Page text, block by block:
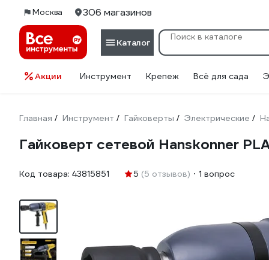
Москва 306 магазинов
Каталог
Акции Инструмент Крепеж Всё для сада
Главная / Инструмент / Гайковерты / Электрические /
Гайковерт сетевой Hanskonner
Код товара: 43815851 5 (5 отзывов) 1 вопрос